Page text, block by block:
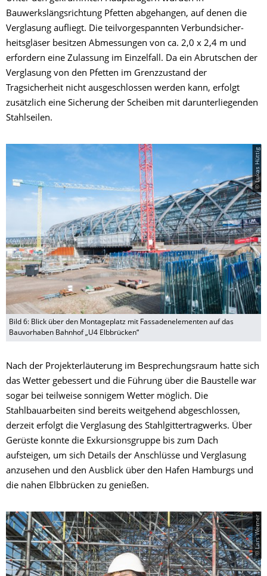
Bauwerkslängsrichtung Pfetten abgehangen, auf denen die
Verglasung aufliegt. Die teilvorgespannten Verbundsicher­
heitsgläser besitzen Abmessungen von ca. 2,0 x 2,4 m und
erfordern eine Zulassung im Einzelfall. Da ein Abrutschen der
Verglasung von den Pfetten im Grenzzustand der
Tragsicherheit nicht ausgeschlossen werden kann, erfolgt
zusätzlich eine Sicherung der Scheiben mit darunterliegenden
Stahlseilen.
© Lukas Hüttig
Bild 6: Blick über den Montageplatz mit Fassadenelementen auf das
Bauvorhaben Bahnhof „U4 Elbbrücken“
Nach der Projekterläuterung im Besprechungsraum hatte sich
das Wetter gebessert und die Führung über die Baustelle war
sogar bei teilweise sonnigem Wetter möglich. Die
Stahlbauarbeiten sind bereits weitgehend abgeschlossen,
derzeit erfolgt die Verglasung des Stahlgittertragwerks. Über
Gerüste konnte die Exkursionsgruppe bis zum Dach
aufsteigen, um sich Details der Anschlüsse und Verglasung
anzusehen und den Ausblick über den Hafen Hamburgs und
die nahen Elbbrücken zu genießen.
© Lars Werner